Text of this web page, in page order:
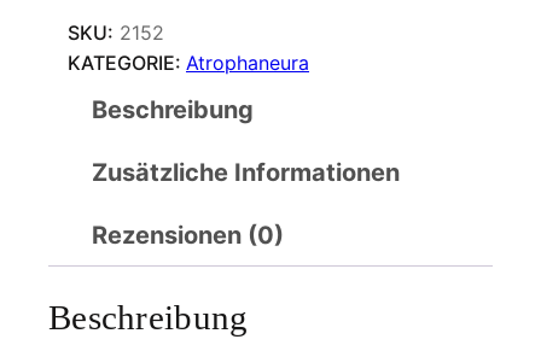
SKU: 2152
KATEGORIE: Atrophaneura
Beschreibung
Zusätzliche Informationen
Rezensionen (0)
Beschreibung